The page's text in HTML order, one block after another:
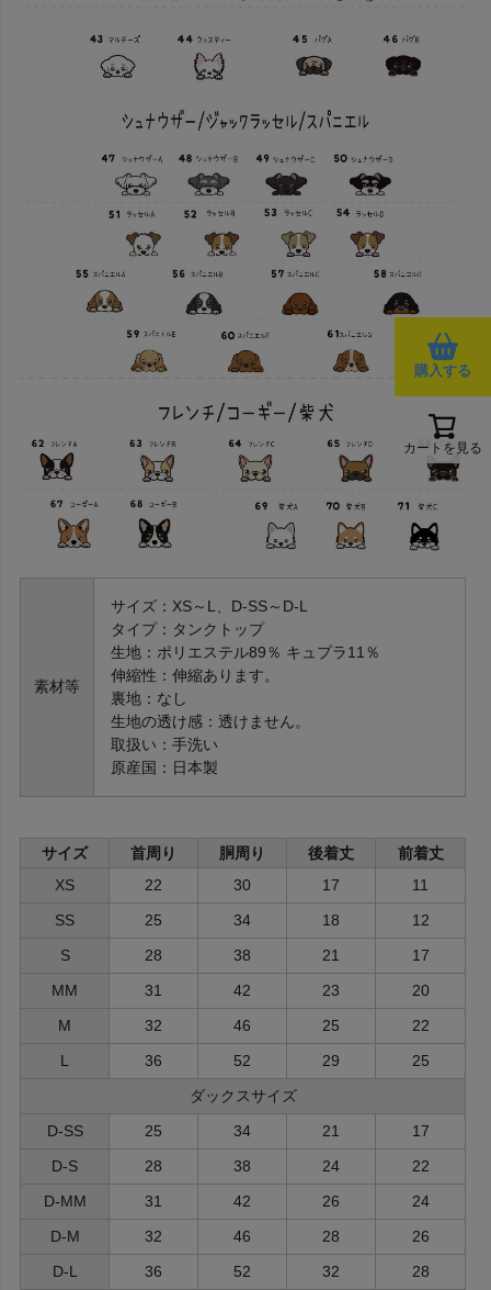
素材等
サイズ：XS～L、D-SS～D-L
タイプ：タンクトップ
生地：ポリエステル89％ キュプラ11％
伸縮性：伸縮あります。
裏地：なし
生地の透け感：透けません。
取扱い：手洗い
原産国：日本製
サイズ 首周り 胴周り 後着丈
前着丈
XS
22 30 17
11
SS
25 34 18
12
S
28 38 21
17
MM
31 42 23
20
M
32 46 25
22
L
36 52 29
25
ダックスサイズ
D-SS
25 34 21
17
D-S
28 38 24
22
D-MM
31 42 26
24
D-M
32 46 28
26
D-L
36 52 32 28
購入する
カートを見る